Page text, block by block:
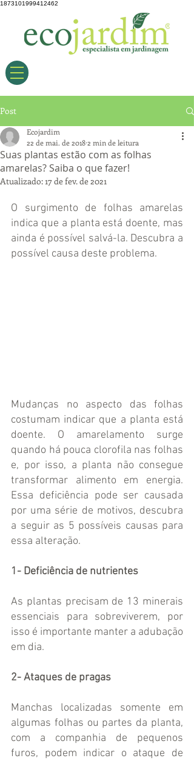
1873101999412462
Post
Suas plantas estão com as folhas
amarelas? Saiba o que fazer!
Ecojardim
22 de mai. de 20182 min de leitura
Atualizado:17 de fev. de 2021
O surgimento de folhas amarelas
indica que a planta está doente, mas
ainda é possível salvá-la. Descubra a
possível causa deste problema.
Mudanças no aspecto das folhas
costumam indicar que a planta está
doente. O amarelamento surge
quando há pouca clorofila nas folhas
e, por isso, a planta não consegue
transformar alimento em energia.
Essa deficiência pode ser causada
por uma série de motivos, descubra
a seguir as 5 possíveis causas para
essa alteração.
1- Deficiência de nutrientes
As plantas precisam de 13 minerais
essenciais para sobreviverem, por
isso é importante manter a adubação
em dia.
2- Ataques de pragas
Manchas localizadas somente em
algumas folhas ou partes da planta,
com a companhia de pequenos
furos, podem indicar o ataque de